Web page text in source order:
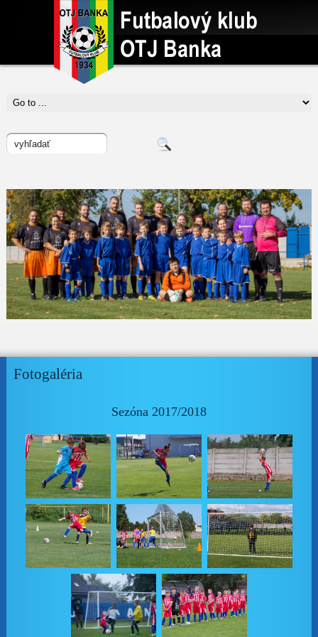
Fotogaléria
Sezóna 2017/2018